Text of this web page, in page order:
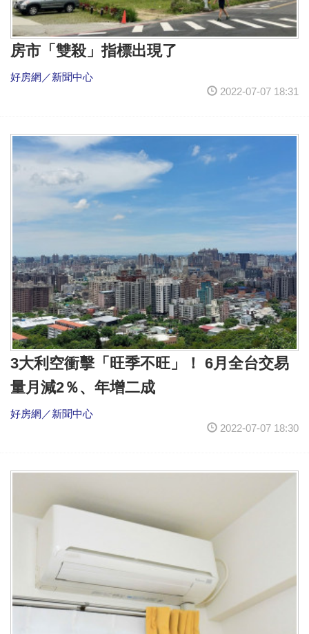
房市「雙殺」指標出現了
好房網／新聞中心
2022-07-07 18:31
3大利空衝擊「旺季不旺」！ 6月全台交易
量月減2％、年增二成
好房網／新聞中心
2022-07-07 18:30